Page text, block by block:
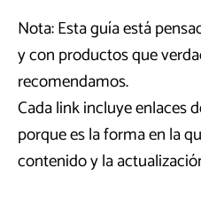
Nota: Esta guía está
y con productos que
recomendamos.
Cada link incluye enlaces
porque es la forma en la
contenido y la